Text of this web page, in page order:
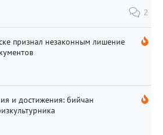
2
признал незаконным лишение
и достижения: бийчан